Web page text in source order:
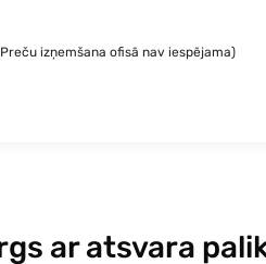
izņemšana ofisā nav iespējama)
ar atsvara